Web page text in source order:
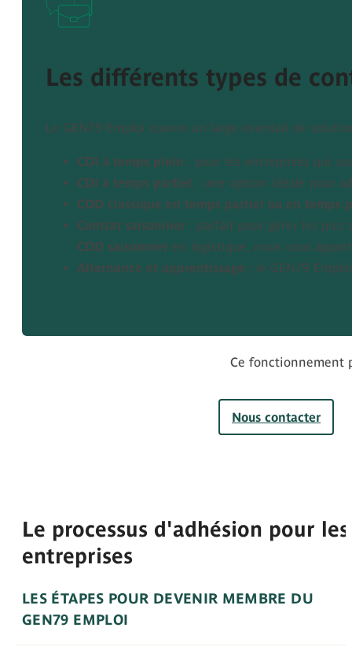
Les différents types de
Le GEN79 Emploi couvre un large éventail de
CDI à temps plein : pour les entreprises qui
CDI à temps partiel : une option idéale pour
CDD classique en temps partiel ou en temps
Contrat saisonnier : parfait pour gérer les pics
CDD saisonnier en logistique, nous vous
Alternance et apprentissage : le GEN79
Ce fonctionnement
Nous contacter
Le processus d'adhésion pour les
entreprises
LES ÉTAPES POUR DEVENIR MEMBRE DU
GEN79 EMPLOI